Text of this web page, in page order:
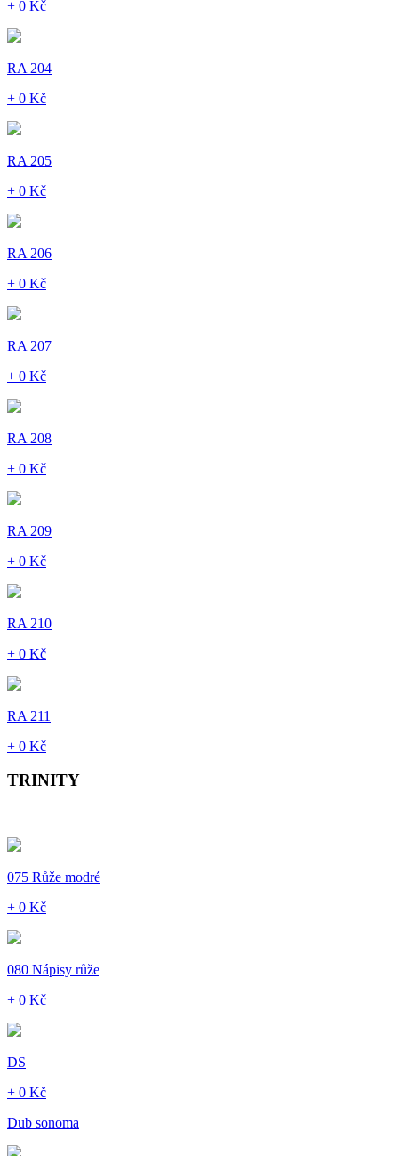
+ 0 Kč
RA 204
+ 0 Kč
RA 205
+ 0 Kč
RA 206
+ 0 Kč
RA 207
+ 0 Kč
RA 208
+ 0 Kč
RA 209
+ 0 Kč
RA 210
+ 0 Kč
RA 211
+ 0 Kč
TRINITY
075 Růže modré
+ 0 Kč
080 Nápisy růže
+ 0 Kč
DS
+ 0 Kč
Dub sonoma